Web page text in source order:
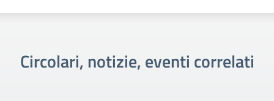
Circolari, notizie, eventi correlati